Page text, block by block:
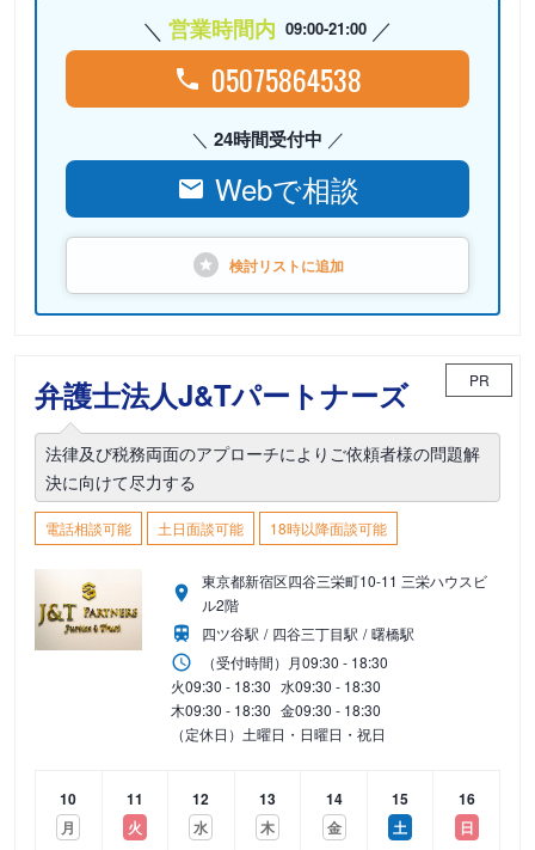
営業時間内 09:00-21:00
05075864538
24時間受付中
Webで相談
検討リストに追加
弁護士法人J&Tパートナーズ PR
法律及び税務両面のアプローチによりご依頼者様の問題解
決に向けて尽力する
電話相談可能 土日面談可能 18時以降面談可能
東京都新宿区四谷三栄町10-11 三栄ハウスビ
ル2階
四ツ谷駅
四谷三丁目駅
曙橋駅
（受付時間） 月09:30 - 18:30
火09:30 - 18:30 水09:30 - 18:30
木09:30 - 18:30 金09:30 - 18:30
（定休日）土曜日・日曜日・祝日
10
月
11
火
12
水
13
木
14
金
15
土
16
日